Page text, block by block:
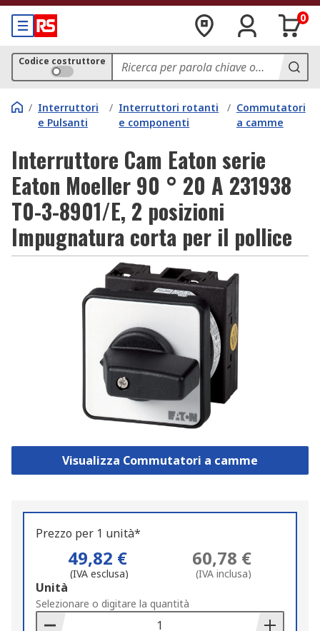
0
Codice costruttore
/ Interruttori
e Pulsanti
/ Interruttori rotanti
e componenti
/ Commutatori
a camme
Interruttore Cam Eaton serie
Eaton Moeller 90 ° 20 A 231938
T0-3-8901/E, 2 posizioni
Impugnatura corta per il pollice
Visualizza Commutatori a camme
Prezzo per 1 unità*
49,82 €
(IVA esclusa)
60,78 €
(IVA inclusa)
Add
to
Basket
Unità
Selezionare o digitare la quantità